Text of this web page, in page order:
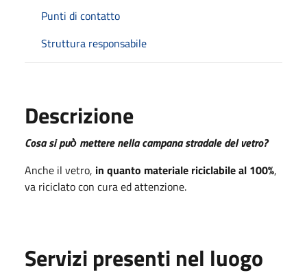
Punti di contatto
Struttura responsabile
Descrizione
Cosa si può̀ mettere nella campana stradale del vetro?
Anche il vetro, in quanto materiale riciclabile al 100%,
va riciclato con cura ed attenzione.
Servizi presenti nel luogo